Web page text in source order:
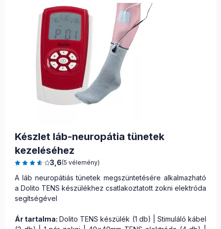
Készlet láb-neuropátia tünetek
kezeléséhez
3,6(5 vélemény)
A láb neuropátiás tünetek megszüntetésére alkalmazható
a Dolito TENS készülékhez csatlakoztatott zokni elektróda
segítségével
Ár tartalma:Dolito TENS készülék (1 db) | Stimuláló kábel